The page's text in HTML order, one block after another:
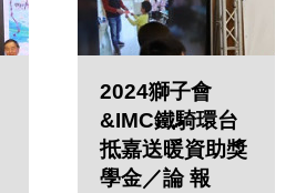
2024獅子會
&IMC鐵騎環台
抵嘉送暖資助獎
學金／論 報